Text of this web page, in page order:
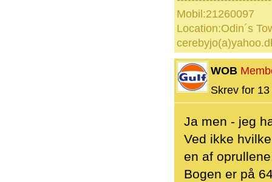
Mobil:21260097
Location:Odin´s
WOB
Skrev for
Ja men - jeg
Ved ikke
en af
Bogen er på